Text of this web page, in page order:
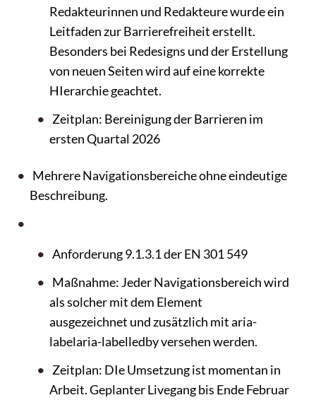
Redakteurinnen und Redakteure wurde ein
Leitfaden zur Barrierefreiheit erstellt.
Besonders bei Redesigns und der Erstellung
von neuen Seiten wird auf eine korrekte
HIerarchie geachtet.
Zeitplan: Bereinigung der Barrieren im
ersten Quartal 2026
Mehrere Navigationsbereiche ohne eindeutige
Beschreibung.
Anforderung 9.1.3.1 der EN 301 549
Maßnahme: Jeder Navigationsbereich wird
als solcher mit dem Element
ausgezeichnet und zusätzlich mit aria-
labelaria-labelledby versehen werden.
Zeitplan: DIe Umsetzung ist momentan in
Arbeit. Geplanter Livegang bis Ende Februar